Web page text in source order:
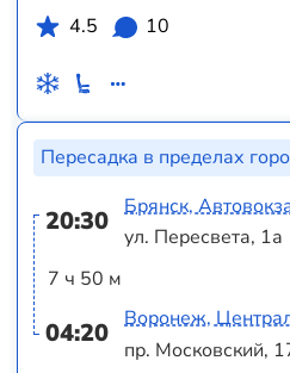
4.5
10
Пересадка в пределах
20:30
7 ч 50 м
04:20
Брянск,
ул. Пересвета, 1а
Воронеж,
пр. Московский,